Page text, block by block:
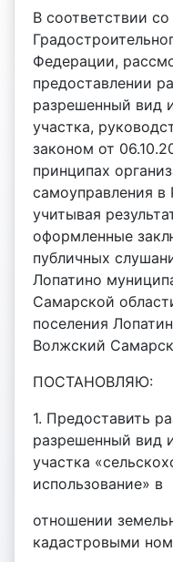
В соответствии
Федерации,
предоставлении
разрешенный вид
участка,
законом от
принципах
самоуправления
учитывая
оформленные
публичных
Лопатино
Самарской
поселения
Волжский
ПОСТАНОВЛЯЮ:
1. Предоставить
разрешенный вид
участка
использование» в
отношении
кадастровыми